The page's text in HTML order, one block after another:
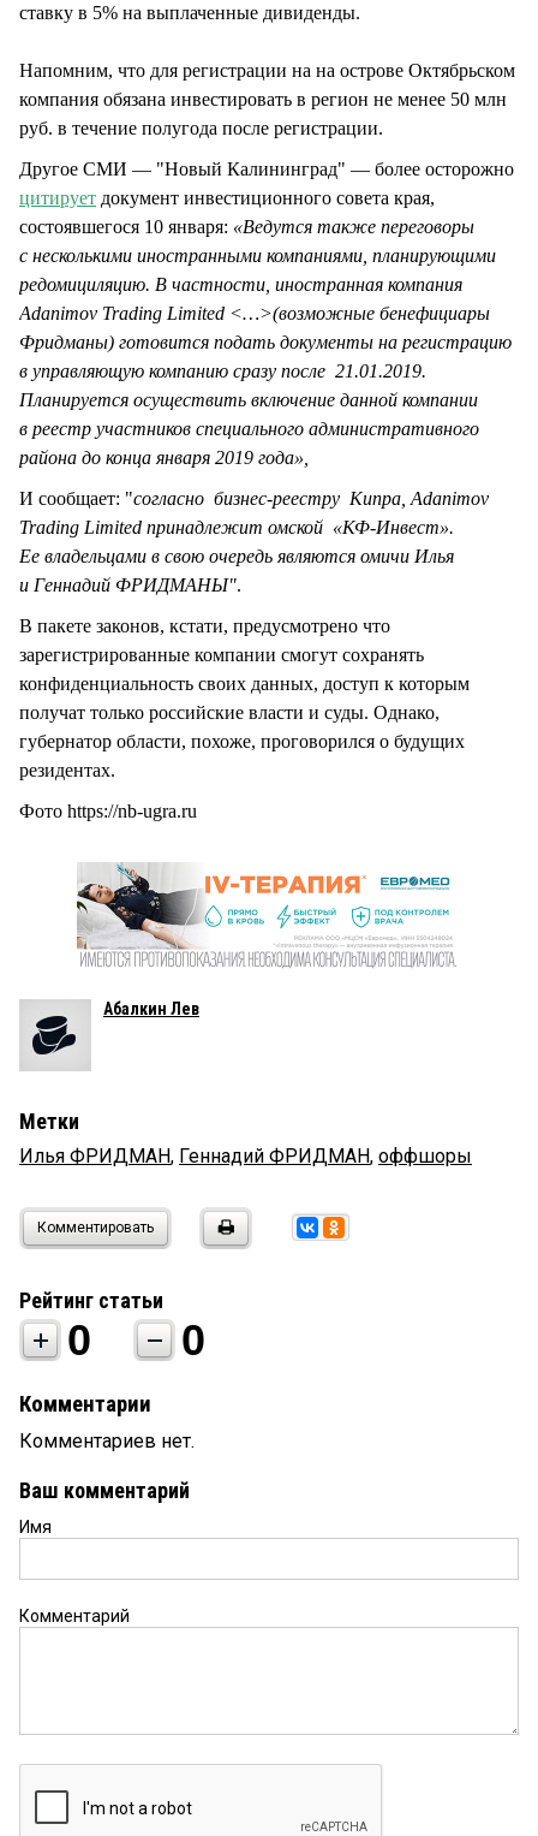
ставку в 5% на выплаченные дивиденды.
Напомним, что для регистрации на на острове Октябрьском
компания обязана инвестировать в регион не менее 50 млн
руб. в течение полугода после регистрации.
Другое СМИ — "Новый Калининград" — более осторожно
цитирует документ инвестиционного совета края,
состоявшегося 10 января: «Ведутся также переговоры
с несколькими иностранными компаниями, планирующими
редомициляцию. В частности, иностранная компания
Adanimov Trading Limited <…>(возможные бенефициары
Фридманы) готовится подать документы на регистрацию
в управляющую компанию сразу после 21.01.2019.
Планируется осуществить включение данной компании
в реестр участников специального административного
района до конца января 2019 года»,
И сообщает: "согласно бизнес-реестру Кипра, Adanimov
Trading Limited принадлежит омской «КФ-Инвест».
Ее владельцами в свою очередь являются омичи Илья
и Геннадий ФРИДМАНЫ".
В пакете законов, кстати, предусмотрено что
зарегистрированные компании смогут сохранять
конфиденциальность своих данных, доступ к которым
получат только российские власти и суды. Однако,
губернатор области, похоже, проговорился о будущих
резидентах.
Фото https://nb-ugra.ru
Абалкин Лев
Метки
Илья ФРИДМАН, Геннадий ФРИДМАН, оффшоры
Комментировать
Рейтинг статьи
0 0
Комментарии
Комментариев нет.
Ваш комментарий
Имя
Комментарий